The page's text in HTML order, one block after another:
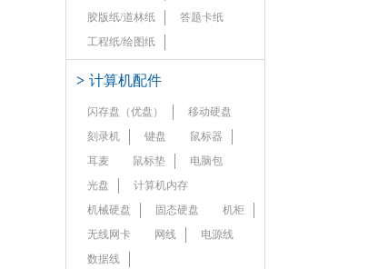
胶版纸/道林纸
答题卡纸
工程纸/绘图纸
> 计算机配件
闪存盘（优盘）
移动硬盘
刻录机
键盘
鼠标器
耳麦
鼠标垫
电脑包
光盘
计算机内存
机械硬盘
固态硬盘
机柜
无线网卡
网线
电源线
数据线